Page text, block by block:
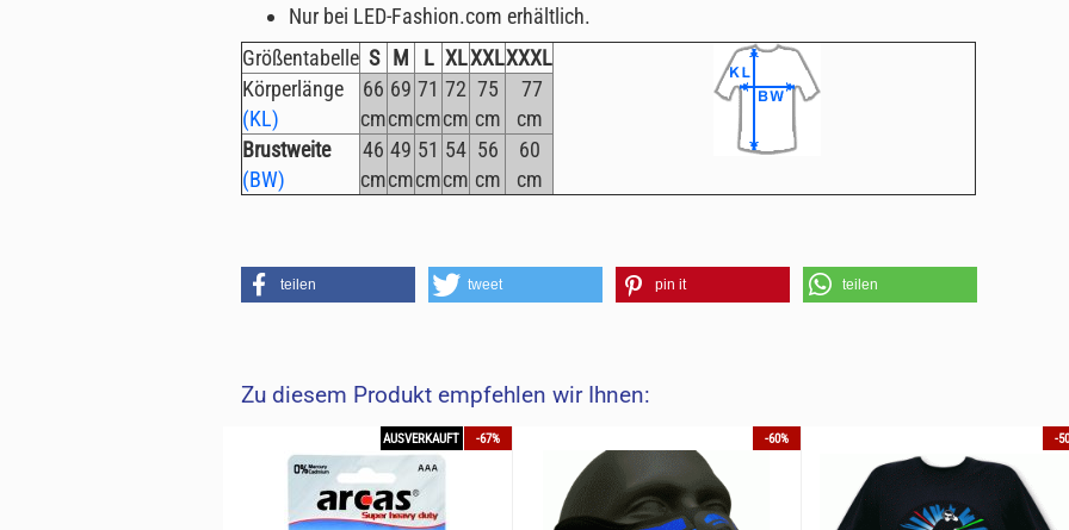
Nur bei LED-Fashion.com erhältlich.
Größentabelle S M L XLXXLXXXL
Körperlänge
(KL)
66
cm
69
cm
71
cm
72
cm
75
cm
77
cm
Brustweite
(BW)
46
cm
49
cm
51
cm
54
cm
56
cm
60
cm
teilen tweet pin it teilen
Zu diesem Produkt empfehlen wir Ihnen:
AUSVERKAUFT -67% -60% -